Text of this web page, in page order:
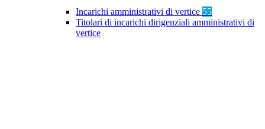
Incarichi amministrativi di vertice 55
Titolari di incarichi dirigenziali amministrativi di
vertice